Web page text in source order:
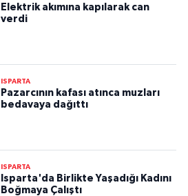
Elektrik akımına kapılarak can
verdi
ISPARTA
Pazarcının kafası atınca muzları
bedavaya dağıttı
ISPARTA
Isparta'da Birlikte Yaşadığı Kadını
Boğmaya Çalıştı